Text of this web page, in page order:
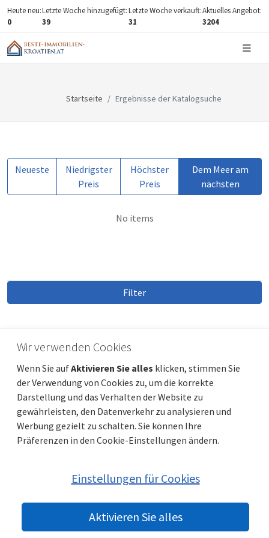
Heute neu:
0
Letzte Woche hinzugefügt:
39
Letzte Woche verkauft:
31
Aktuelles Angebot:
3204
Startseite Ergebnisse der Katalogsuche
Neueste
Niedrigster
Preis
Höchster
Preis
Dem Meer am
nächsten
No items
Filter
Wir verwenden Cookies
Wenn Sie aufAktivieren Sie alles klicken, stimmen Sie
der Verwendung von Cookies zu, um die korrekte
Darstellung und das Verhalten der Website zu
gewährleisten, den Datenverkehr zu analysieren und
Werbung gezielt zu schalten. Sie können Ihre
Präferenzen in den Cookie-Einstellungen ändern.
Einstellungen für Cookies
Aktivieren Sie alles